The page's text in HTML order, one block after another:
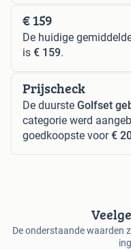
€ 159
De huidige
is € 159.
Prijscheck
De duurste Golfset
categorie werd
goedkoopste voor€
De onderstaande waarden